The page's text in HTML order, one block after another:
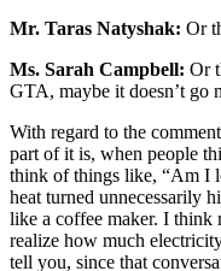
Mr. Taras Natyshak: Or
Ms. Sarah Campbell: Or
GTA, maybe it doesn’t go
With regard to the
part of it is, when people
think of things like, “Am I
heat turned unnecessarily
like a coffee maker. I think
realize how much
tell you, since that